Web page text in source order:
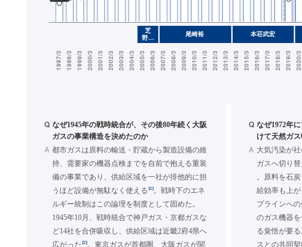
Q なぜ1945年の戦時統合が、その後80年続く大阪
ガスの事業構造を決めたのか
A 都市ガスは原料の輸送・貯蔵から製造設備の維
持、需要家の機器点検までを自前で抱える重装
備の事業であり、供給区域を一社が排他的に担
うほど設備が無駄なく使える [1]。戦時下のエネ
ルギー統制はこの論理を制度として固めた。
1945年10月、戦時統合で神戸ガス・京都ガスな
ど14社を合併吸収し、供給区域は近畿2府4県へ
広がった [2]。東京ガスが首都圏、大阪ガスが関
Q なぜ1972年
けて天然ガ
A 大気汚染が
ガスへ切り
。原料を石
給効率も上
プラインへ
のガス機器
る覚悟が要
スとの共同